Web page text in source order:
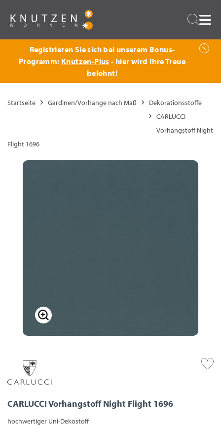
Zurück
Registrieren Sie sich bei unserem Bonus-
Programm: Knutzen-Plus - hier wird Ihre Treue
belohnt!
Startseite Gardinen/Vorhänge nach Maß
Dekorationsstoffe
CARLUCCI
Vorhangstoff Night
Flight 1696
CARLUCCI Vorhangstoff Night Flight 1696
hochwertiger Uni-Dekostoff